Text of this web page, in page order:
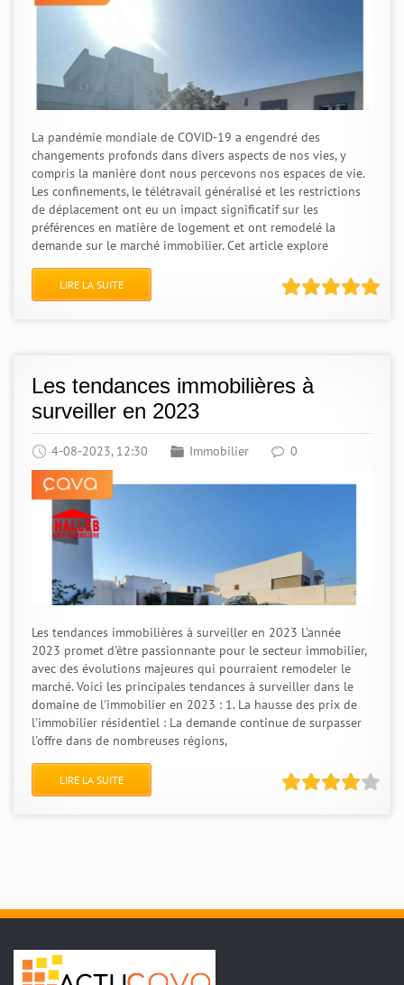
La pandémie mondiale de COVID-19 a engendré des
changements profonds dans divers aspects de nos vies, y
compris la manière dont nous percevons nos espaces de vie.
Les confinements, le télétravail généralisé et les restrictions
de déplacement ont eu un impact significatif sur les
préférences en matière de logement et ont remodelé la
demande sur le marché immobilier. Cet article explore
LIRE LA SUITE
Les tendances immobilières à
surveiller en 2023
4-08-2023, 12:30 Immobilier 0
Les tendances immobilières à surveiller en 2023 L'année
2023 promet d'être passionnante pour le secteur immobilier,
avec des évolutions majeures qui pourraient remodeler le
marché. Voici les principales tendances à surveiller dans le
domaine de l'immobilier en 2023 : 1. La hausse des prix de
l'immobilier résidentiel : La demande continue de surpasser
l'offre dans de nombreuses régions,
LIRE LA SUITE